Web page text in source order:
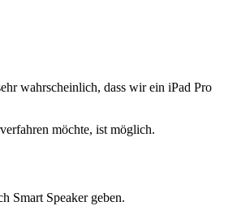
wahrscheinlich, dass wir ein iPad Pro
möchte, ist möglich.
Smart Speaker geben.